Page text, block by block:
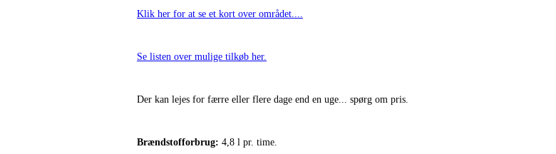
Klik her for at se et kort over området....
Se listen over mulige tilkøb her.
Der kan lejes for færre eller flere dage end en uge... spørg om pris.
Brændstofforbrug: 4,8 l pr. time.